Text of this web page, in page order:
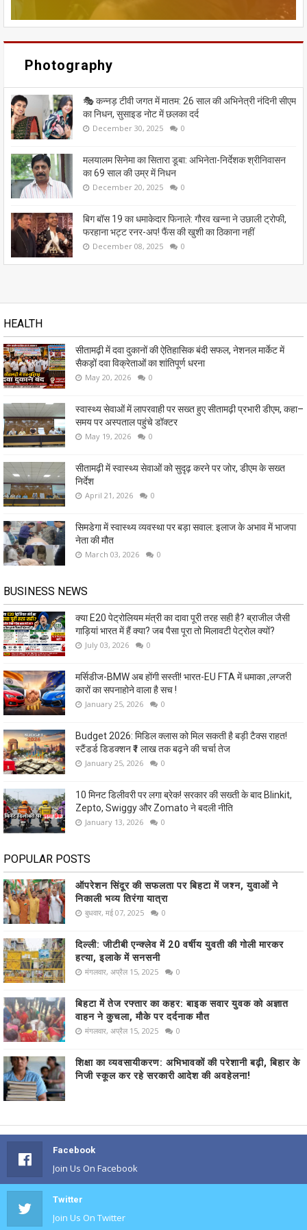
Photography
🎭 कन्नड़ टीवी जगत में मातम: 26 साल की अभिनेत्री नंदिनी सीएम
का निधन, सुसाइड नोट में छलका दर्द
December 30, 2025 0
मलयालम सिनेमा का सितारा डूबा: अभिनेता-निर्देशक श्रीनिवासन
का 69 साल की उम्र में निधन
December 20, 2025 0
बिग बॉस 19 का धमाकेदार फिनाले: गौरव खन्ना ने उछाली ट्रोफी,
फरहाना भट्ट रनर-अप! फैंस की खुशी का ठिकाना नहीं
December 08, 2025 0
HEALTH
सीतामढ़ी में दवा दुकानों की ऐतिहासिक बंदी सफल, नेशनल मार्केट में
सैकड़ों दवा विक्रेताओं का शांतिपूर्ण धरना
May 20, 2026 0
स्वास्थ्य सेवाओं में लापरवाही पर सख्त हुए सीतामढ़ी प्रभारी डीएम, कहा–
समय पर अस्पताल पहुंचे डॉक्टर
May 19, 2026 0
सीतामढ़ी में स्वास्थ्य सेवाओं को सुदृढ़ करने पर जोर, डीएम के सख्त
निर्देश
April 21, 2026 0
सिमडेगा में स्वास्थ्य व्यवस्था पर बड़ा सवाल: इलाज के अभाव में भाजपा
नेता की मौत
March 03, 2026 0
BUSINESS NEWS
क्या E20 पेट्रोलियम मंत्री का दावा पूरी तरह सही है? ब्राजील जैसी
गाड़ियां भारत में हैं क्या? जब पैसा पूरा तो मिलावटी पेट्रोल क्यों?
July 03, 2026 0
मर्सिडीज-BMW अब होंगी सस्ती! भारत-EU FTA में धमाका ,लग्जरी
कारों का सपनाहोने वाला है सच !
January 25, 2026 0
Budget 2026: मिडिल क्लास को मिल सकती है बड़ी टैक्स राहत!
स्टैंडर्ड डिडक्शन ₹1 लाख तक बढ़ने की चर्चा तेज
January 25, 2026 0
10 मिनट डिलीवरी पर लगा ब्रेक! सरकार की सख्ती के बाद Blinkit,
Zepto, Swiggy और Zomato ने बदली नीति
January 13, 2026 0
POPULAR POSTS
ऑपरेशन सिंदूर की सफलता पर बिहटा में जश्न, युवाओं ने
निकाली भव्य तिरंगा यात्रा
बुधवार, मई 07, 2025 0
दिल्ली: जीटीबी एन्क्लेव में 20 वर्षीय युवती की गोली मारकर
हत्या, इलाके में सनसनी
मंगलवार, अप्रैल 15, 2025 0
बिहटा में तेज रफ्तार का कहर: बाइक सवार युवक को अज्ञात
वाहन ने कुचला, मौके पर दर्दनाक मौत
मंगलवार, अप्रैल 15, 2025 0
शिक्षा का व्यवसायीकरण: अभिभावकों की परेशानी बढ़ी, बिहार के
निजी स्कूल कर रहे सरकारी आदेश की अवहेलना!
Facebook
Join Us On Facebook
Twitter
Join Us On Twitter